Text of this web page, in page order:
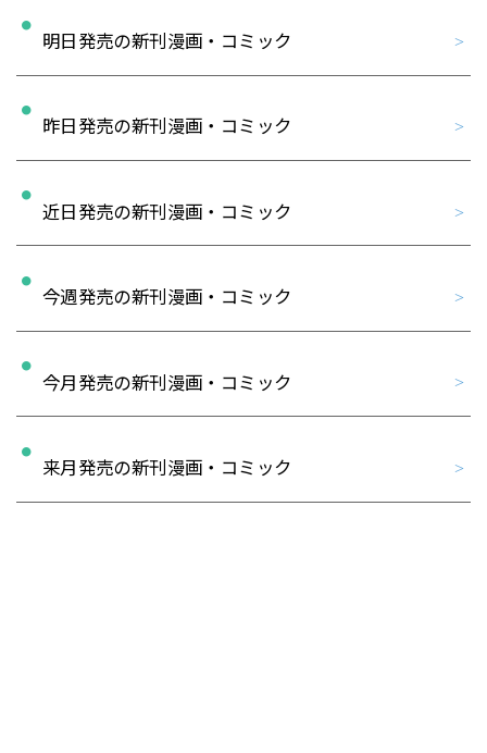
明日発売の新刊漫画・コミック
昨日発売の新刊漫画・コミック
近日発売の新刊漫画・コミック
今週発売の新刊漫画・コミック
今月発売の新刊漫画・コミック
来月発売の新刊漫画・コミック